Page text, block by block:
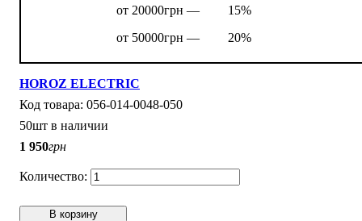
от 20000грн —
15%
от 50000грн —
20%
HOROZ ELECTRIC
056-014-0048-050
50шт в наличии
1 950грн
В корзину